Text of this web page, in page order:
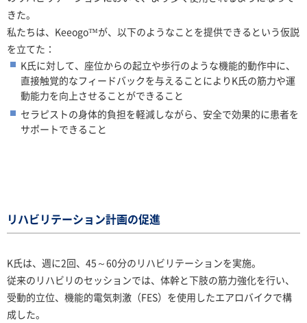
きた。
私たちは、Keeogo™が、以下のようなことを提供できるという仮説
を立てた：
K氏に対して、座位からの起立や歩行のような機能的動作中に、
直接触覚的なフィードバックを与えることによりK氏の筋力や運
動能力を向上させることができること
セラピストの身体的負担を軽減しながら、安全で効果的に患者を
サポートできること
リハビリテーション計画の促進
K氏は、週に2回、45～60分のリハビリテーションを実施。
従来のリハビリのセッションでは、体幹と下肢の筋力強化を行い、
受動的立位、機能的電気刺激（FES）を使用したエアロバイクで構
成した。